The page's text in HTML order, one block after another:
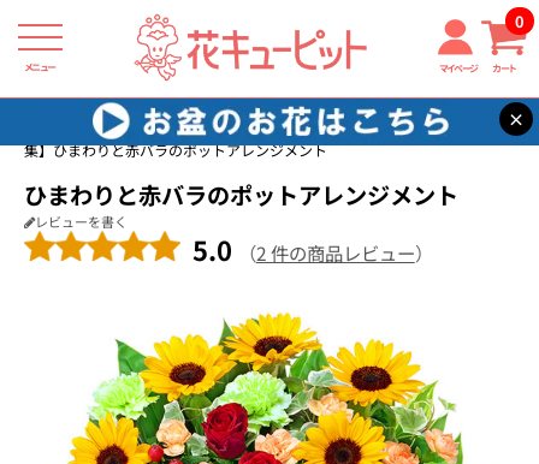
メニュー マイページ カート
0
×
花キューピット ひまわり ギフト・プレゼント特集2026
【ひまわり特
集】ひまわりと赤バラのポットアレンジメント
ひまわりと赤バラのポットアレンジメント
レビューを書く
5.0 （2 件の商品レビュー）